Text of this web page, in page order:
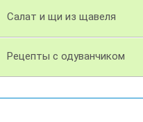
Салат и щи из щавеля
Рецепты с одуванчиком